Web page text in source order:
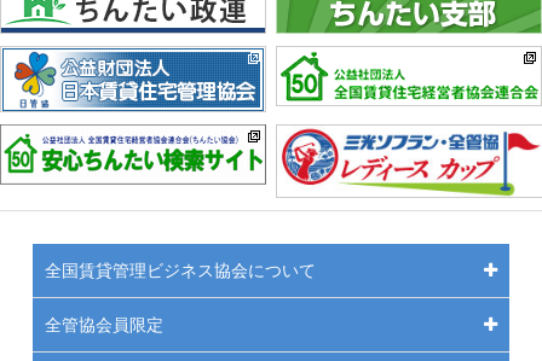
全国賃貸管理ビジネス協会について
全管協会員限定